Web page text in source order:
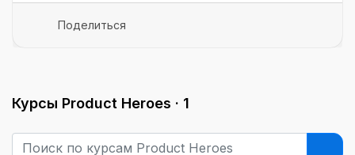
Поделиться
Курсы Product Heroes · 1